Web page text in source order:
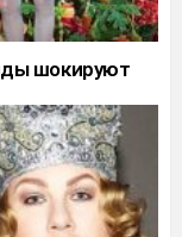
шокируют